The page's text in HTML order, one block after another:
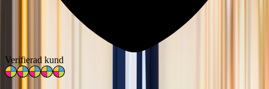
Verifierad kund